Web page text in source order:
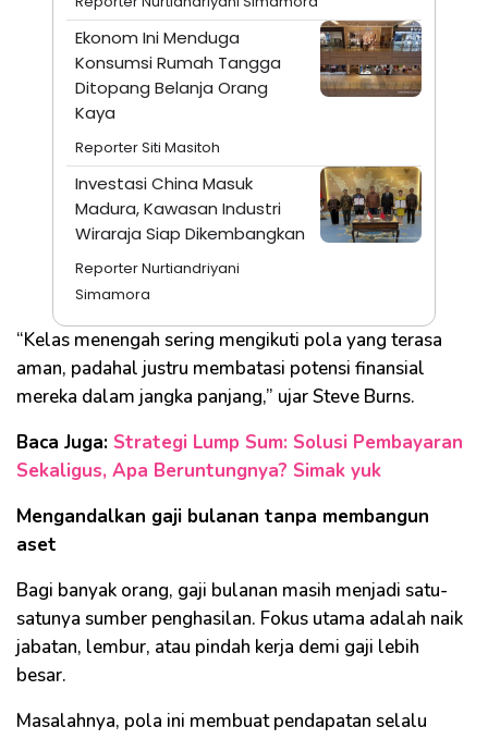
Ekonom Ini Menduga
Konsumsi Rumah Tangga
Ditopang Belanja Orang
Kaya
Reporter Siti Masitoh
Investasi China Masuk
Madura, Kawasan Industri
Wiraraja Siap Dikembangkan
Reporter Nurtiandriyani
Simamora
“Kelas menengah sering mengikuti pola yang terasa
aman, padahal justru membatasi potensi finansial
mereka dalam jangka panjang,” ujar Steve Burns.
Baca Juga: Strategi Lump Sum: Solusi Pembayaran
Sekaligus, Apa Beruntungnya? Simak yuk
Mengandalkan gaji bulanan tanpa membangun
aset
Bagi banyak orang, gaji bulanan masih menjadi satu-
satunya sumber penghasilan. Fokus utama adalah naik
jabatan, lembur, atau pindah kerja demi gaji lebih
besar.
Masalahnya, pola ini membuat pendapatan selalu